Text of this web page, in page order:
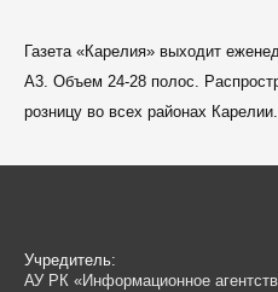
Газета «Карелия» выходит
A3. Объем 24-28 полос.
розницу во всех районах Карелии.
Учредитель:
АУ РК «Информационное